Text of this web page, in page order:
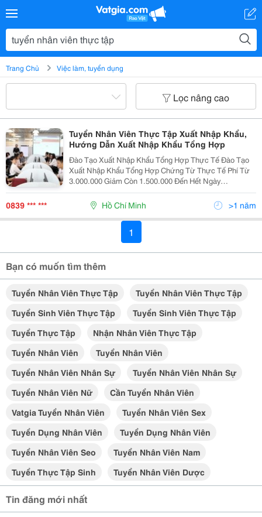
Trang Chủ Việc làm, tuyển dụng
Lọc nâng cao
Tuyển Nhân Viên Thực Tập Xuất Nhập Khẩu,
Hướng Dẫn Xuất Nhập Khẩu Tổng Hợp
Đào Tạo Xuất Nhập Khẩu Tổng Hợp Thực Tế Đào Tạo
Xuất Nhập Khẩu Tổng Hợp Chứng Từ Thực Tế Phí Từ
3.000.000 Giảm Còn 1.500.000 Đến Hết Ngày
30/09/2015 C Ác Bạn Gọi Điện Để Biết Mức Phí Hiện Tại
(Nếu Ở Xa Gọi Điện Đăng Ký Tên Qua Điện
0839 *** *** Hồ Chí Minh >1 năm
1
Bạn có muốn tìm thêm
Tuyển Nhân Viên Thực Tập
Tuyển Nhân Viên Thực Tập
Tuyển Sinh Viên Thực Tập
Tuyển Sinh Viên Thực Tập
Tuyển Thực Tập
Nhận Nhân Viên Thực Tập
Tuyển Nhân Viên
Tuyển Nhân Viên
Tuyển Nhân Viên Nhân Sự
Tuyển Nhân Viên Nhân Sự
Tuyển Nhân Viên Nữ
Cần Tuyển Nhân Viên
Vatgia Tuyển Nhân Viên
Tuyển Nhân Viên Sex
Tuyển Dụng Nhân Viên
Tuyển Dụng Nhân Viên
Tuyển Nhân Viên Seo
Tuyển Nhân Viên Nam
Tuyển Thực Tập Sinh
Tuyển Nhân Viên Dược
Tin đăng mới nhất